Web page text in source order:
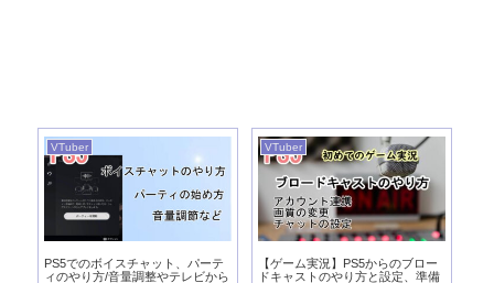
VTuber
PS5でのボイスチャット、パーテ
ィのやり方/音量調整やテレビから
VTuber
【ゲーム実況】PS5からのブロー
ドキャストのやり方と設定、準備